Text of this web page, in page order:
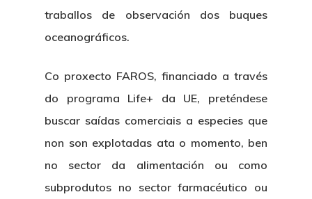
traballos de observación dos buques
oceanográficos.
Co proxecto FAROS, financiado a través
do programa Life+ da UE, preténdese
buscar saídas comerciais a especies que
non son explotadas ata o momento, ben
no sector da alimentación ou como
subprodutos no sector farmacéutico ou
Nosotros